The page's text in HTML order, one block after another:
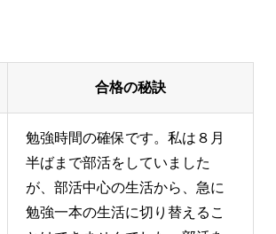
合格の秘訣
勉強時間の確保です。私は８月
半ばまで部活をしていました
が、部活中心の生活から、急に
勉強一本の生活に切り替えるこ